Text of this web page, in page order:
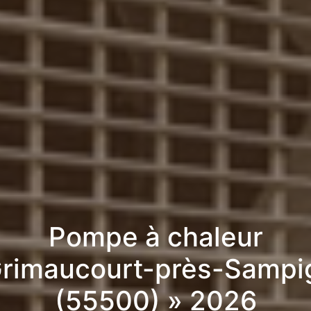
Pompe à chaleur
près-
(55500) » 2026